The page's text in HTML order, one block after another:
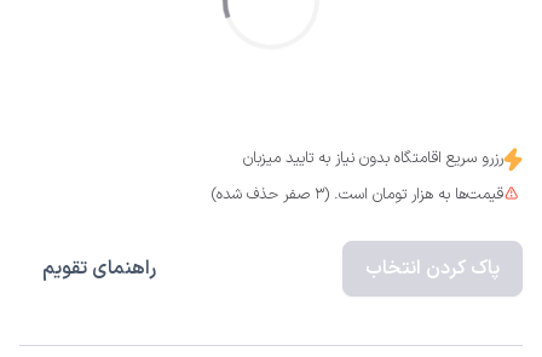
رزرو سریع اقامتگاه بدون نیاز به تایید میزبان
قیمت‌ها به هزار تومان است. (3 صفر حذف شده)
پاک کردن انتخاب راهنمای تقویم